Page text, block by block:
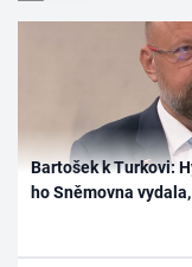
Bartošek k Turkovi:
ho Sněmovna